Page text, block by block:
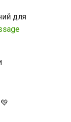
для
💚